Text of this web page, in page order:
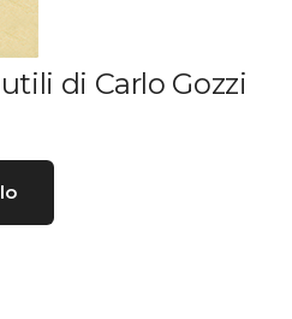
di Carlo Gozzi